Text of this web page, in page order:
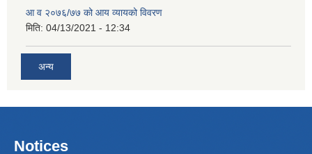
आ व २०७६/७७ को आय व्यायको विवरण
मिति: 04/13/2021 - 12:34
अन्य
Notices